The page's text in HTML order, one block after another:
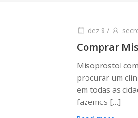
dez 8 /
Comprar
Misoprostol
procurar um
em todas as
fazemos […]